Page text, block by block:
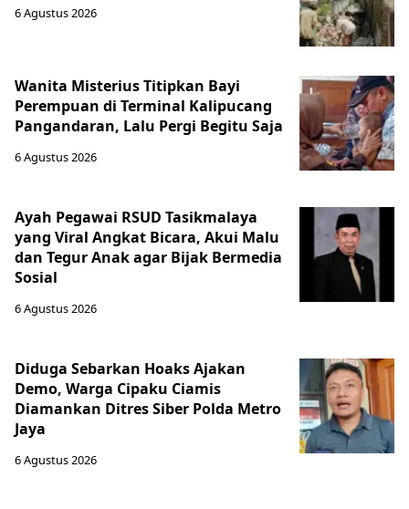
6 Agustus 2026
Wanita Misterius Titipkan Bayi
Perempuan di Terminal Kalipucang
Pangandaran, Lalu Pergi Begitu Saja
6 Agustus 2026
Ayah Pegawai RSUD Tasikmalaya
yang Viral Angkat Bicara, Akui Malu
dan Tegur Anak agar Bijak Bermedia
Sosial
6 Agustus 2026
Diduga Sebarkan Hoaks Ajakan
Demo, Warga Cipaku Ciamis
Diamankan Ditres Siber Polda Metro
Jaya
6 Agustus 2026